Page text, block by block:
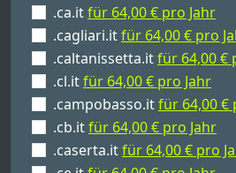
.ca.itfür 64,00 € pro Jahr
.cagliari.itfür 64,00 € pro
.caltanissetta.itfür 64,00 €
.cl.itfür 64,00 € pro Jahr
.campobasso.itfür 64,00 €
.cb.itfür 64,00 € pro Jahr
.caserta.itfür 64,00 € pro